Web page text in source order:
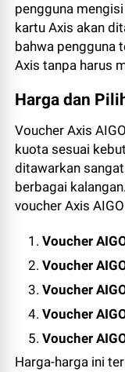
pengguna
kartu Axis akan
bahwa pengguna
Axis tanpa harus
Harga dan
Voucher Axis
kuota sesuai
ditawarkan
berbagai
voucher Axis
Voucher
Voucher
Voucher
Voucher
Voucher
Harga-harga ini